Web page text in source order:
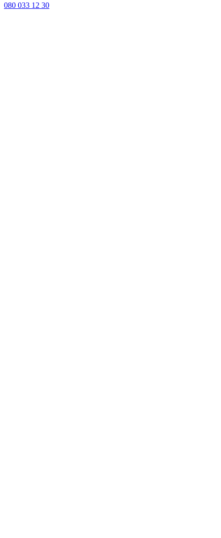
080 033 12 30